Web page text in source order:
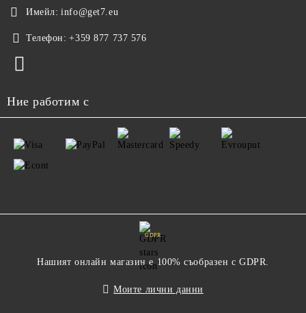
Имейл: info@get7.eu
Телефон: +359 877 737 576
Ние работим с
GDPR
Нашият онлайн магазин е 100% съобразен с GDPR.
Моите лични данни